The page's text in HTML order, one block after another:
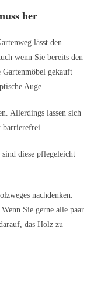
her
lässt den
wenn Sie bereits den
Gartenmöbel gekauft
Auge.
Allerdings lassen sich
barrierefrei.
diese pflegeleicht
nachdenken.
Sie gerne alle paar
das Holz zu